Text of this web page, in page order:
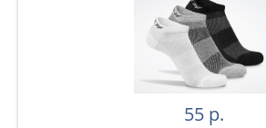
55 р.